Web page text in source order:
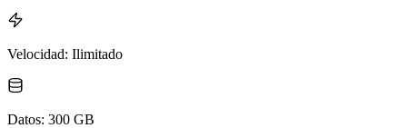
Velocidad: Ilimitado
Datos: 300 GB